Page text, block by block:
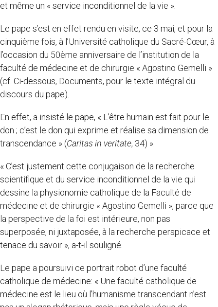
et même un « service inconditionnel de la vie ».
Le pape s’est en effet rendu en visite, ce 3 mai, et pour la
cinquième fois, à l’Université catholique du Sacré-Cœur, à
l’occasion du 50ème anniversaire de l’institution de la
faculté de médecine et de chirurgie « Agostino Gemelli »
(cf. Ci-dessous, Documents, pour le texte intégral du
discours du pape).
En effet, a insisté le pape, « L’être humain est fait pour le
don ; c’est le don qui exprime et réalise sa dimension de
transcendance » (Caritas in veritate, 34) ».
« C’est justement cette conjugaison de la recherche
scientifique et du service inconditionnel de la vie qui
dessine la physionomie catholique de la Faculté de
médecine et de chirurgie « Agostino Gemelli », parce que
la perspective de la foi est intérieure, non pas
superposée, ni juxtaposée, à la recherche perspicace et
tenace du savoir », a-t-il souligné.
Le pape a poursuivi ce portrait robot d’une faculté
catholique de médecine: « Une faculté catholique de
médecine est le lieu où l’humanisme transcendant n’est